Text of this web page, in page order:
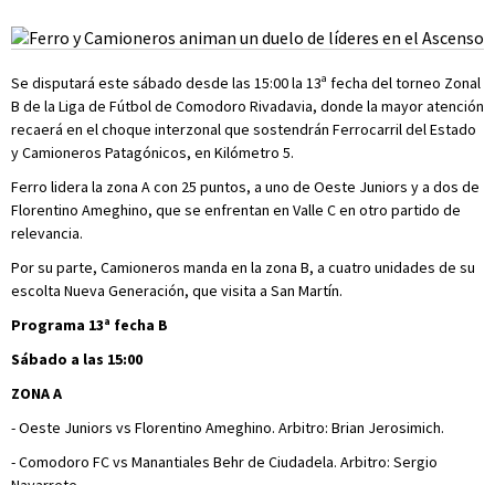
Se disputará este sábado desde las 15:00 la 13ª fecha del torneo Zonal
B de la Liga de Fútbol de Comodoro Rivadavia, donde la mayor atención
recaerá en el choque interzonal que sostendrán Ferrocarril del Estado
y Camioneros Patagónicos, en Kilómetro 5.
Ferro lidera la zona A con 25 puntos, a uno de Oeste Juniors y a dos de
Florentino Ameghino, que se enfrentan en Valle C en otro partido de
relevancia.
Por su parte, Camioneros manda en la zona B, a cuatro unidades de su
escolta Nueva Generación, que visita a San Martín.
Programa 13ª fecha B
Sábado a las 15:00
ZONA A
- Oeste Juniors vs Florentino Ameghino. Arbitro: Brian Jerosimich.
- Comodoro FC vs Manantiales Behr de Ciudadela. Arbitro: Sergio